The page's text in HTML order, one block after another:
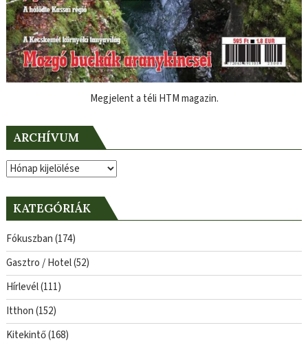
Megjelent a téli HTM magazin.
ARCHÍVUM
Archívum
KATEGÓRIÁK
Fókuszban(174)
Gasztro / Hotel(52)
Hírlevél(111)
Itthon(152)
Kitekintő(168)